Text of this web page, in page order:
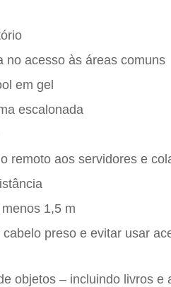
no acesso às áreas comuns
em gel
escalonada
remoto aos servidores e
1,5 m
preso e evitar usar
objetos – incluindo livros e